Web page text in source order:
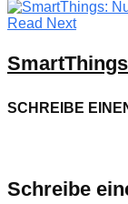
Read Next
SCHREIBE
Schreibe